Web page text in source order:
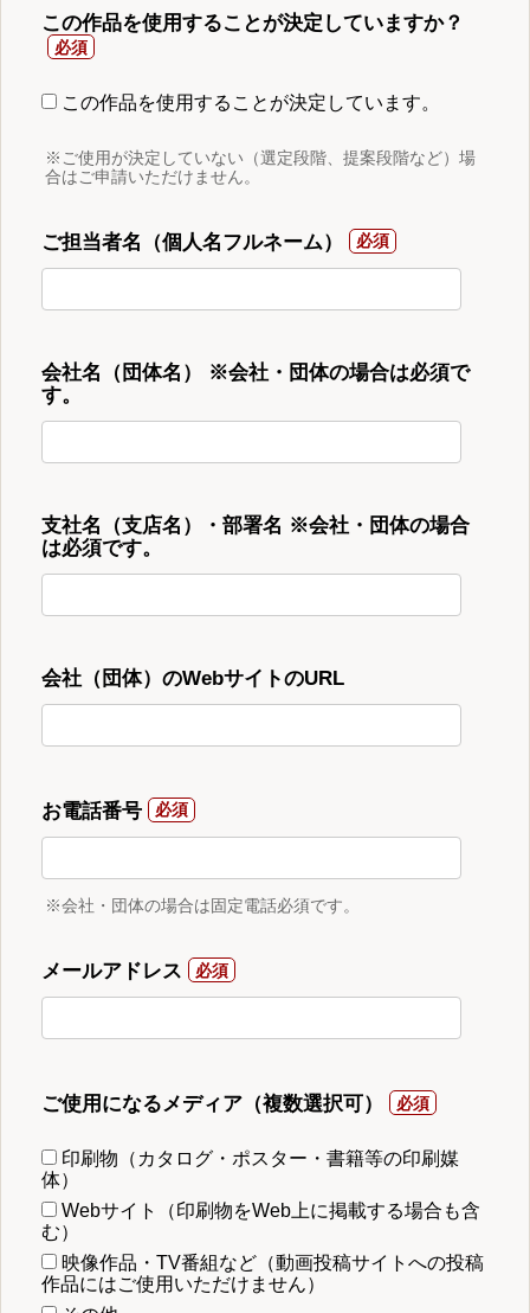
この作品を使用することが決定していますか？
この作品を使用することが決定しています。
※ご使用が決定していない（選定段階、提案段階など）場
合はご申請いただけません。
ご担当者名（個人名フルネーム）
会社名（団体名） ※会社・団体の場合は必須で
す。
支社名（支店名）・部署名 ※会社・団体の場合
は必須です。
会社（団体）のWebサイトのURL
お電話番号
※会社・団体の場合は固定電話必須です。
メールアドレス
ご使用になるメディア（複数選択可）
印刷物（カタログ・ポスター・書籍等の印刷媒
体）
Webサイト（印刷物をWeb上に掲載する場合も含
む）
映像作品・TV番組など（動画投稿サイトへの投稿
作品にはご使用いただけません）